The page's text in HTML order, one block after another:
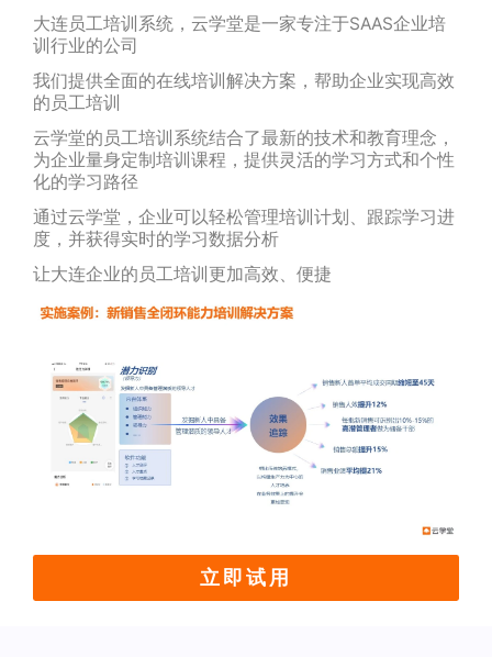
大连员工培训系统，云学堂是一家专注于SAAS企业培
训行业的公司
我们提供全面的在线培训解决方案，帮助企业实现高效
的员工培训
云学堂的员工培训系统结合了最新的技术和教育理念，
为企业量身定制培训课程，提供灵活的学习方式和个性
化的学习路径
通过云学堂，企业可以轻松管理培训计划、跟踪学习进
度，并获得实时的学习数据分析
让大连企业的员工培训更加高效、便捷
立即试用